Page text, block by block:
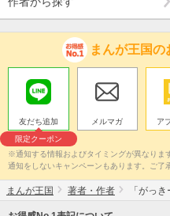
まんが王国の
友だち追加
限定クーポン
メルマガ ア
※通知する情報およびタイミングが異なり
通知をしないキャンペーンもあります。ご了
まんが王国 著者・作者 「がっ